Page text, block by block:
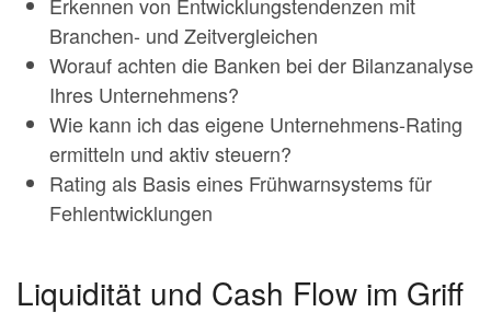
Branchen- und Zeitvergleichen
Worauf achten die Banken bei der Bilanzanalyse
Ihres Unternehmens?
Wie kann ich das eigene Unternehmens-Rating
ermitteln und aktiv steuern?
Rating als Basis eines Frühwarnsystems für
Fehlentwicklungen
Liquidität und Cash Flow im Griff